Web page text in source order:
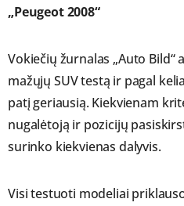
„Peugeot 2008“
Vokiečių žurnalas „Auto
mažųjų SUV testą ir pagal
patį geriausią. Kiekvienam
nugalėtoją ir pozicijų
surinko kiekvienas dalyvis.
Visi testuoti modeliai